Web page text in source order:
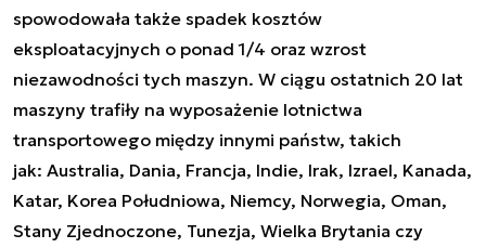
spowodowała także spadek kosztów
eksploatacyjnych o ponad 1/4 oraz wzrost
niezawodności tych maszyn. W ciągu ostatnich 20 lat
maszyny trafiły na wyposażenie lotnictwa
transportowego między innymi państw, takich
jak: Australia, Dania, Francja, Indie, Irak, Izrael, Kanada,
Katar, Korea Południowa, Niemcy, Norwegia, Oman,
Stany Zjednoczone, Tunezja, Wielka Brytania czy